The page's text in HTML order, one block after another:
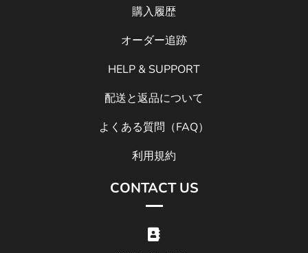
購入履歴
オーダー追跡
HELP & SUPPORT
配送と返品について
よくある質問（FAQ）
利用規約
CONTACT US
